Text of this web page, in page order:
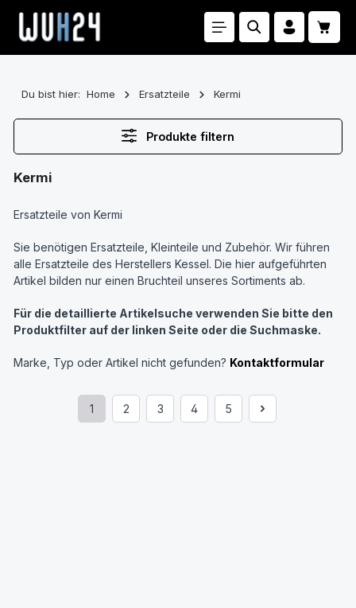
Zum Hauptinhalt springen
Du bist hier: Home Ersatzteile Kermi
Produkte filtern
Kermi
Ersatzteile von Kermi
Sie benötigen Ersatzteile, Kleinteile und Zubehör. Wir führen
alle Ersatzteile des Herstellers Kessel. Die hier aufgeführten
Artikel bilden nur einen Bruchteil unseres Sortiments ab.
Für die detaillierte Artikelsuche verwenden Sie bitte den
Produktfilter auf der linken Seite oder die Suchmaske.
Marke, Typ oder Artikel nicht gefunden? Kontaktformular
Seite
1
Seite
2
Seite
3
Seite
4
Seite
5